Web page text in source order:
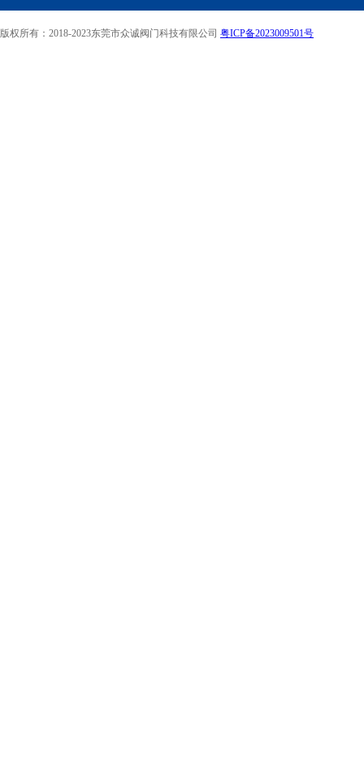
版权所有：2018-2023东莞市众诚阀门科技有限公司 粤ICP备2023009501号